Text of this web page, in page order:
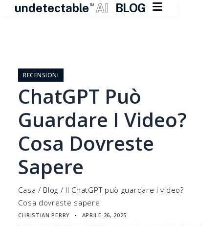
undetectable TM AI BLOG 
contenuto
RECENSIONI
ChatGPT Può
Guardare I Video?
Cosa Dovreste
Sapere
Casa / Blog / Il ChatGPT può guardare i video?
Cosa dovreste sapere
CHRISTIAN PERRY ▪ APRILE 26, 2025